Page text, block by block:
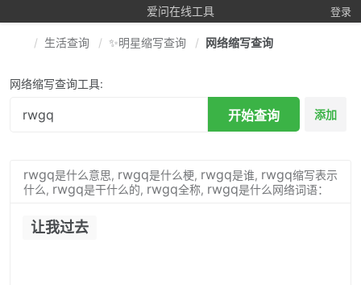
爱问在线工具 登录
生活查询 ✨明星缩写查询 网络缩写查询
网络缩写查询工具:
开始查询 添加
rwgq是什么意思, rwgq是什么梗, rwgq是谁, rwgq缩写表示
什么, rwgq是干什么的, rwgq全称, rwgq是什么网络词语：
让我过去